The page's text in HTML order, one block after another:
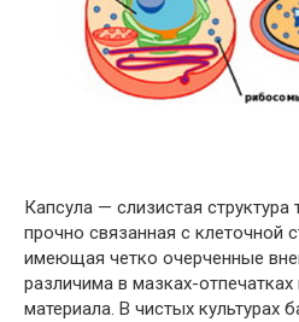
Капсула — слизистая
прочно связанная с клеточной
имеющая четко очерченные
различима в мазках-отпечатках
материала. В чистых культурах